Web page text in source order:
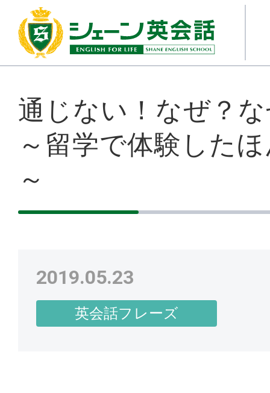
通じない！なぜ？
～留学で体験した
～
2019.05.23
英会話フレーズ